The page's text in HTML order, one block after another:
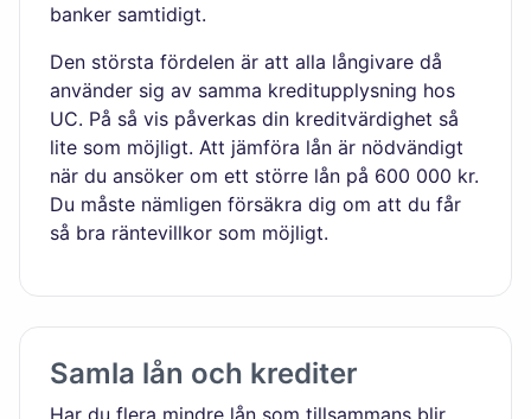
banker samtidigt.
Den största fördelen är att alla långivare då
använder sig av samma kreditupplysning hos
UC. På så vis påverkas din kreditvärdighet så
lite som möjligt. Att jämföra lån är nödvändigt
när du ansöker om ett större lån på 600 000 kr.
Du måste nämligen försäkra dig om att du får
så bra räntevillkor som möjligt.
Samla lån och krediter
Har du flera mindre lån som tillsammans blir